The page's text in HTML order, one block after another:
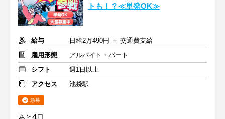
トも！？≪単発OK≫
給与
日給2万490円 ＋ 交通費支給
雇用形態
アルバイト・パート
シフト
週1日以上
アクセス
池袋駅
急募